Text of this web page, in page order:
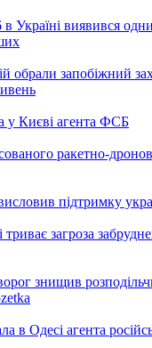
Україні виявився
обрали запобіжний
у Києві агента ФСБ
ракетно-
підтримку
загроза
знищив
в Одесі агента